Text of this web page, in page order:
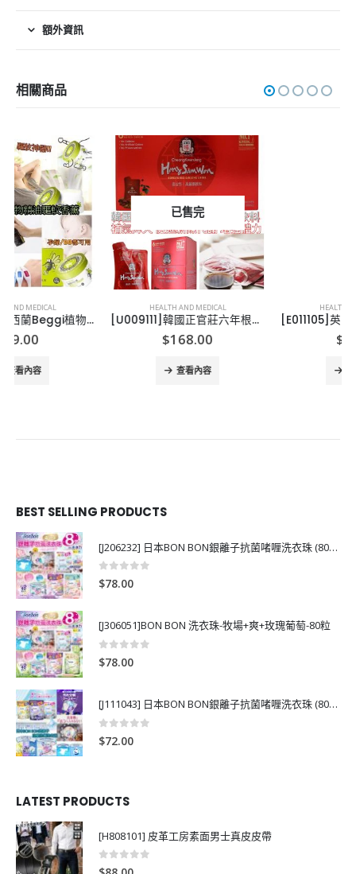
額外資訊
相關商品
已售完
HEALTH AND MEDICAL
[U009111]韓國正官莊六年根高麗蔘飲品 (30包裝)
HEALTH AND MEDICAL
[E011105]英國CHILDS FARM HAIR & BODY WASH
BEST SELLING PRODUCTS
[J206232] 日本BON BON銀離子抗菌啫喱洗衣珠 (80粒)
0out of 5
$78.00
[J306051]BON BON 洗衣珠-牧場+爽+玫瑰葡萄-80粒
0out of 5
$78.00
[J111043] 日本BON BON銀離子抗菌啫喱洗衣珠 (80粒)
0out of 5
$72.00
LATEST PRODUCTS
[H808101] 皮革工房素面男士真皮皮帶
0 out of 5